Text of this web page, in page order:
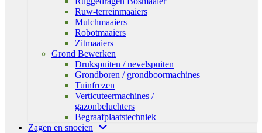
Ruw-terreinmaaiers
Mulchmaaiers
Robotmaaiers
Zitmaaiers
Grond Bewerken
Drukspuiten / nevelspuiten
Grondboren / grondboormachines
Tuinfrezen
Verticuteermachines /
gazonbeluchters
Begraafplaatstechniek
Zagen en snoeien